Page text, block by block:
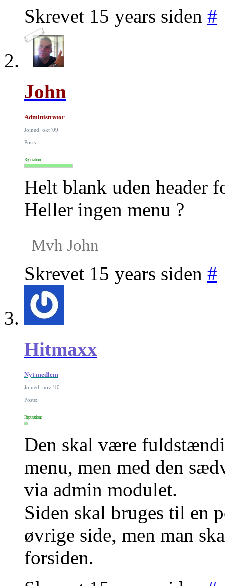
Skrevet 15 years siden #
John
Administrator
Joined: okt '09
Posts:
Reputation:
Helt blank uden header
Heller ingen menu ?
Mvh John
Skrevet 15 years siden #
Hitmaxx
Nyt medlem
Joined: nov '10
Posts:
Reputation:
Den skal være
menu, men med den
via admin modulet.
Siden skal bruges til en
øvrige side, men man
forsiden.